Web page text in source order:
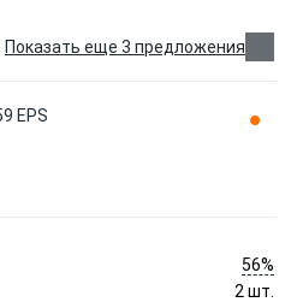
Показать еще 3 предложения
EPS
56%
2 шт.